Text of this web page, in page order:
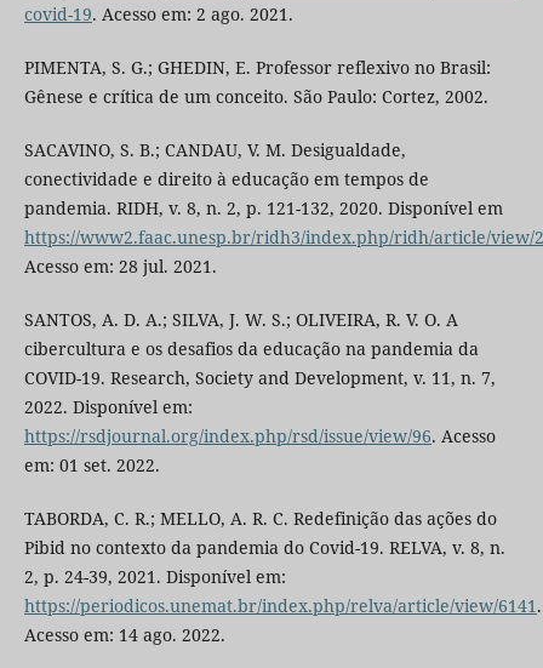
covid-19. Acesso em: 2 ago. 2021.
PIMENTA, S. G.; GHEDIN, E. Professor reflexivo no Brasil:
Gênese e crítica de um conceito. São Paulo: Cortez, 2002.
SACAVINO, S. B.; CANDAU, V. M. Desigualdade,
conectividade e direito à educação em tempos de
pandemia. RIDH, v. 8, n. 2, p. 121-132, 2020. Disponível em
https://www2.faac.unesp.br/ridh3/index.php/ridh/article/view/
Acesso em: 28 jul. 2021.
SANTOS, A. D. A.; SILVA, J. W. S.; OLIVEIRA, R. V. O. A
cibercultura e os desafios da educação na pandemia da
COVID-19. Research, Society and Development, v. 11, n. 7,
2022. Disponível em:
https://rsdjournal.org/index.php/rsd/issue/view/96. Acesso
em: 01 set. 2022.
TABORDA, C. R.; MELLO, A. R. C. Redefinição das ações do
Pibid no contexto da pandemia do Covid-19. RELVA, v. 8, n.
2, p. 24-39, 2021. Disponível em:
https://periodicos.unemat.br/index.php/relva/article/view/6141.
Acesso em: 14 ago. 2022.